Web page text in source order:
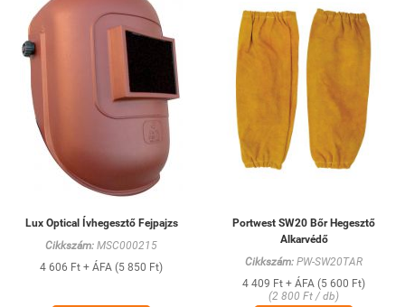
Lux Optical Ívhegesztő Fejpajzs
Cikkszám: MSC000215
4 606 Ft + ÁFA (5 850 Ft)
Portwest SW20 Bőr Hegesztő
Alkarvédő
Cikkszám: PW-SW20TAR
4 409 Ft + ÁFA (5 600 Ft)
(2 800 Ft / db)